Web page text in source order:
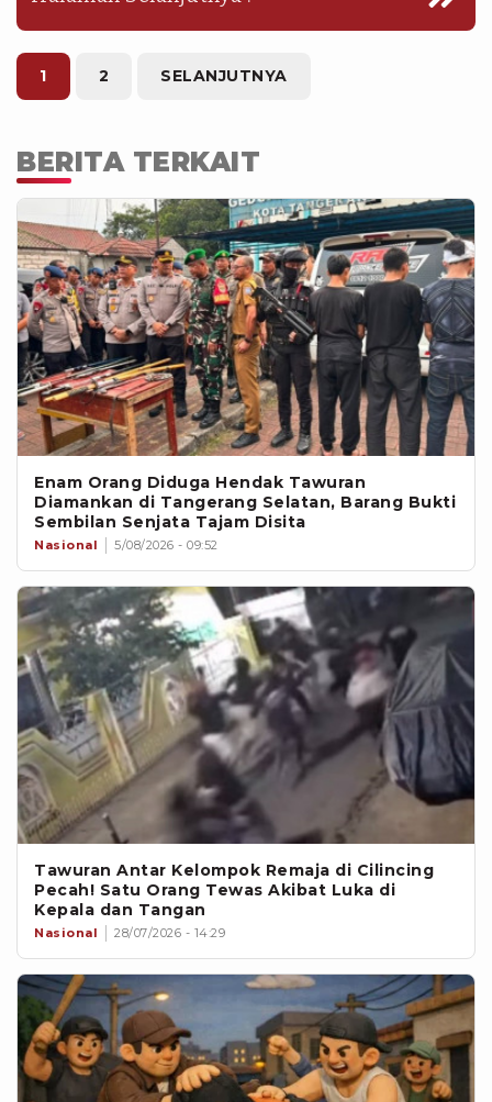
1 2 SELANJUTNYA
BERITA TERKAIT
Enam Orang Diduga Hendak Tawuran
Diamankan di Tangerang Selatan, Barang Bukti
Sembilan Senjata Tajam Disita
Nasional 5/08/2026 - 09:52
Tawuran Antar Kelompok Remaja di Cilincing
Pecah! Satu Orang Tewas Akibat Luka di
Kepala dan Tangan
Nasional 28/07/2026 - 14:29